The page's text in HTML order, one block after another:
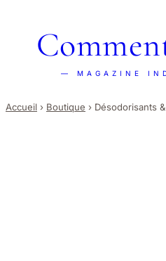
— MAGAZINE
Accueil › Boutique › Désodorisants